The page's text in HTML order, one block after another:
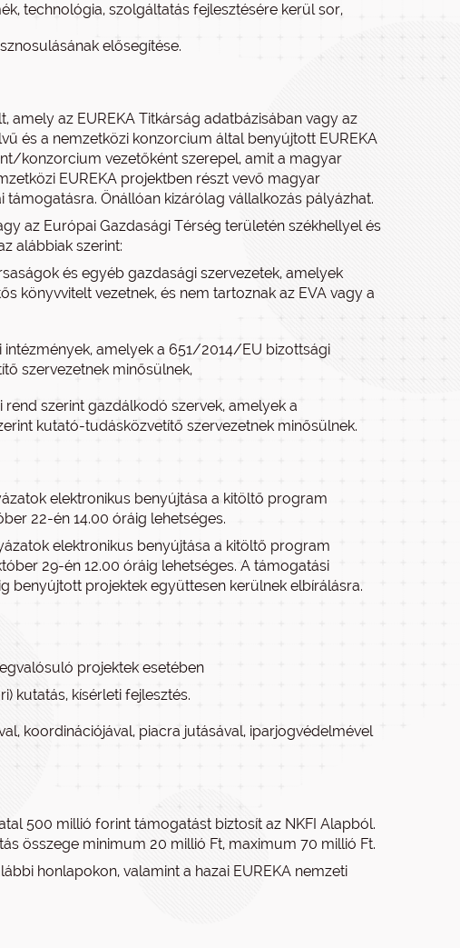
technológia, szolgáltatás fejlesztésére kerül sor,
elősegítése.
az EUREKA Titkárság adatbázisában vagy az
és a nemzetközi konzorcium által benyújtott EUREKA
konzorcium vezetőként szerepel, amit a magyar
EUREKA projektben részt vevő magyar
Önállóan kizárólag vállalkozás pályázhat.
az Európai Gazdasági Térség területén székhellyel és
alábbiak szerint:
és egyéb gazdasági szervezetek, amelyek
könyvvitelt vezetnek, és nem tartoznak az EVA vagy a
amelyek a 651/2014/EU bizottsági
szervezetnek minősülnek,
szerint gazdálkodó szervek, amelyek a
kutató-tudásközvetítő szervezetnek minősülnek.
elektronikus benyújtása a kitöltő program
22-én 14.00 óráig lehetséges.
elektronikus benyújtása a kitöltő program
29-én 12.00 óráig lehetséges. A támogatási
benyújtott projektek együttesen kerülnek elbírálásra.
projektek esetében
kutatás, kísérleti fejlesztés.
koordinációjával, piacra jutásával, iparjogvédelmével
500 millió forint támogatást biztosít az NKFI Alapból.
összege minimum 20 millió Ft, maximum 70 millió Ft.
honlapokon, valamint a hazai EUREKA nemzeti